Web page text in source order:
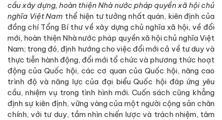
cầu xây dựng, hoàn thiện Nhà nước pháp quyền xã hội chủ
nghĩa Việt Nam thể hiện tư tưởng nhất quán, kiên định của
đồng chí Tổng Bí thư về xây dựng chủ nghĩa xã hội, về đổi
mới, hoàn thiện Nhà nước pháp quyền xã hội chủ nghĩa Việt
Nam; trong đó, định hướng cho việc đổi mới cả về tư duy và
thực tiễn hành động, đổi mới tổ chức và phương thức hoạt
động của Quốc hội, các cơ quan của Quốc hội, nâng cao
trình độ và năng lực của đại biểu Quốc hội đáp ứng yêu
cầu, nhiệm vụ trong tình hình mới. Cuốn sách cũng khẳng
định sự kiên định, vững vàng của một người cộng sản chân
chính, với tư duy, tầm nhìn chiến lược và trách nhiệm, tâm